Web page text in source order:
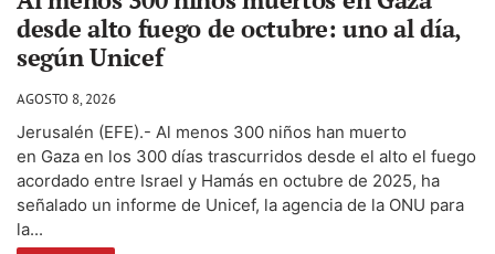
desde alto fuego de octubre: uno al día,
según Unicef
AGOSTO 8, 2026
Jerusalén (EFE).- Al menos 300 niños han muerto
en Gaza en los 300 días trascurridos desde el alto el fuego
acordado entre Israel y Hamás en octubre de 2025, ha
señalado un informe de Unicef, la agencia de la ONU para
la...